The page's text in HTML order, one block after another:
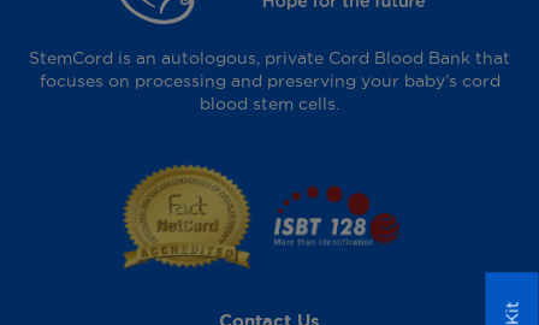
StemCord is an autologous, private Cord Blood Bank that
focuses on processing and preserving your baby’s cord
blood stem cells.
Contact Us